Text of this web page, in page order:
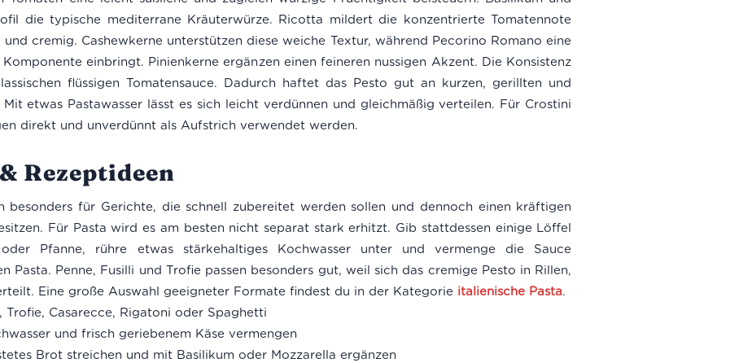
die typische mediterrane Kräuterwürze. Ricotta mildert die konzentrierte Tomatennote
cremig. Cashewkerne unterstützen diese weiche Textur, während Pecorino Romano eine
einbringt. Pinienkerne ergänzen einen feineren nussigen Akzent. Die Konsistenz
flüssigen Tomatensauce. Dadurch haftet das Pesto gut an kurzen, gerillten und
etwas Pastawasser lässt es sich leicht verdünnen und gleichmäßig verteilen. Für Crostini
direkt und unverdünnt als Aufstrich verwendet werden.
Rezeptideen
besonders für Gerichte, die schnell zubereitet werden sollen und dennoch einen kräftigen
Für Pasta wird es am besten nicht separat stark erhitzt. Gib stattdessen einige Löffel
Pfanne, rühre etwas stärkehaltiges Kochwasser unter und vermenge die Sauce
Pasta. Penne, Fusilli und Trofie passen besonders gut, weil sich das cremige Pesto in Rillen,
Eine große Auswahl geeigneter Formate findest du in der Kategorie italienische Pasta.
Trofie, Casarecce, Rigatoni oder Spaghetti
und frisch geriebenem Käse vermengen
Brot streichen und mit Basilikum oder Mozzarella ergänzen